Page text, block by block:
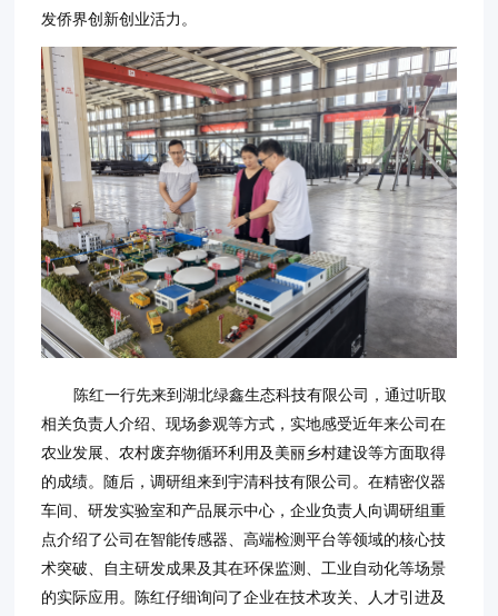
发侨界创新创业活力。
陈红一行先来到湖北绿鑫生态科技有限公司，通过听取
相关负责人介绍、现场参观等方式，实地感受近年来公司在
农业发展、农村废弃物循环利用及美丽乡村建设等方面取得
的成绩。随后，调研组来到宇清科技有限公司。在精密仪器
车间、研发实验室和产品展示中心，企业负责人向调研组重
点介绍了公司在智能传感器、高端检测平台等领域的核心技
术突破、自主研发成果及其在环保监测、工业自动化等场景
的实际应用。陈红仔细询问了企业在技术攻关、人才引进及